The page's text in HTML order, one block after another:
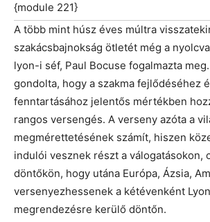
{module 221}
A több mint húsz éves múltra
szakácsbajnokság ötletét még a
lyon-i séf, Paul Bocuse fogalmazta
gondolta, hogy a szakma fejlődéséhez
fenntartásához jelentős mértékben
rangos versengés. A verseny azóta a
megmérettetésének számít, hiszen
indulói vesznek részt a válogatásokon,
döntőkön, hogy utána Európa, Ázsia,
versenyezhessenek a kétévenként
megrendezésre kerülő döntőn.